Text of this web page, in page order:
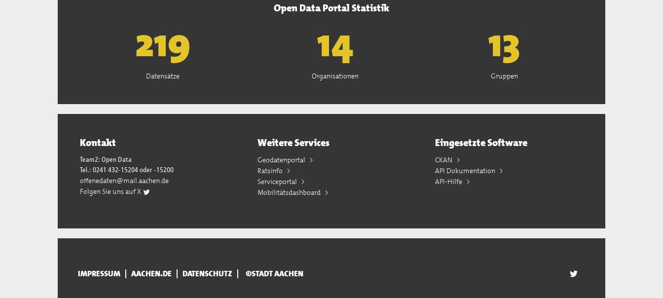
Open Data Portal Statistik
222
Datensätze
15
Organisationen
13
Gruppen
Kontakt
Team2: Open Data
Tel.: 0241 432-15204 oder -15200
offenedaten@mail.aachen.de
Folgen Sie uns auf X
Weitere Services
Geodatenportal
Ratsinfo
Serviceportal
Mobilitätsdashboard
Eingesetzte Software
CKAN
API Dokumentation
API-Hilfe
IMPRESSUM AACHEN.DE DATENSCHUTZ ©STADT AACHEN